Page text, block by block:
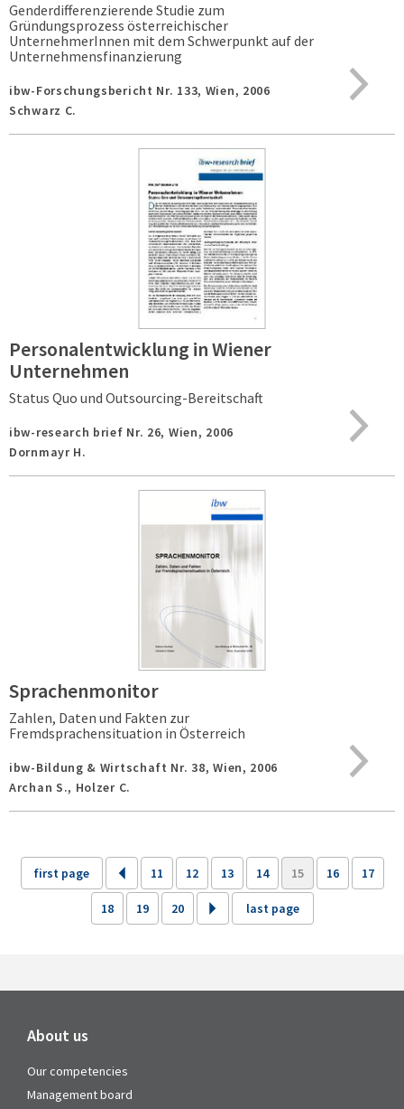
Genderdifferenzierende Studie zum
Gründungsprozess österreichischer
UnternehmerInnen mit dem Schwerpunkt auf der
Unternehmensfinanzierung
ibw-Forschungsbericht Nr. 133, Wien, 2006
Schwarz C.
Personalentwicklung in Wiener
Unternehmen
Status Quo und Outsourcing-Bereitschaft
ibw-research brief Nr. 26, Wien, 2006
Dornmayr H.
Sprachenmonitor
Zahlen, Daten und Fakten zur
Fremdsprachensituation in Österreich
ibw-Bildung & Wirtschaft Nr. 38,Wien, 2006
Archan S., Holzer C.
first page 11 12 13 14 15 16 17
18 19 20 last page
About us
Our competencies
Management board